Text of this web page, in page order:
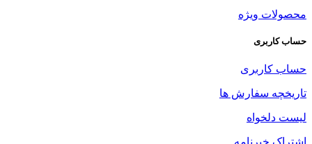
محصولات ویژه
حساب کاربری
حساب کاربری
تاریخچه سفارش ها
لیست دلخواه